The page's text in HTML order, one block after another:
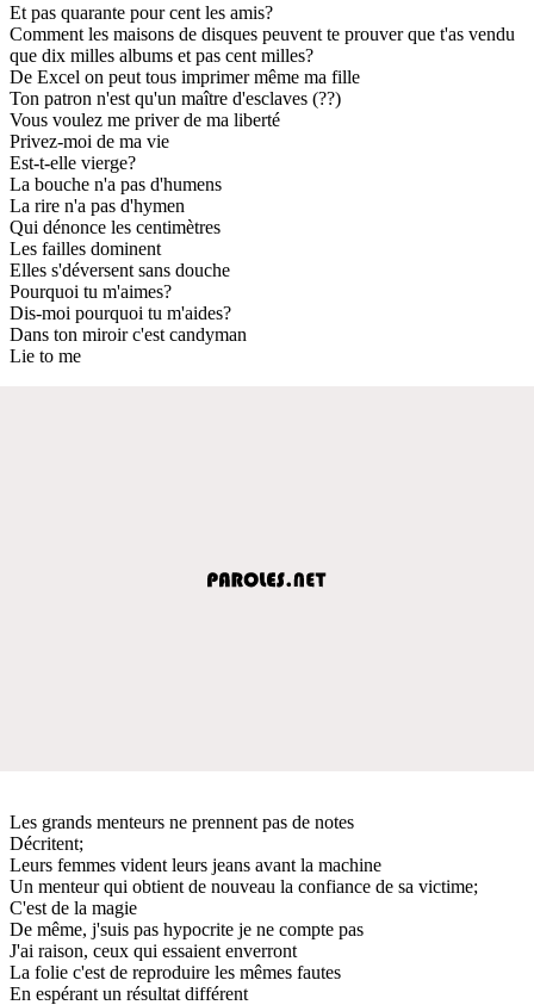
Et pas quarante pour cent les amis?
Comment les maisons de disques peuvent te prouver que t'as vendu
que dix milles albums et pas cent milles?
De Excel on peut tous imprimer même ma fille
Ton patron n'est qu'un maître d'esclaves (??)
Vous voulez me priver de ma liberté
Privez-moi de ma vie
Est-t-elle vierge?
La bouche n'a pas d'humens
La rire n'a pas d'hymen
Qui dénonce les centimètres
Les failles dominent
Elles s'déversent sans douche
Pourquoi tu m'aimes?
Dis-moi pourquoi tu m'aides?
Dans ton miroir c'est candyman
Lie to me
Les grands menteurs ne prennent pas de notes
Décritent;
Leurs femmes vident leurs jeans avant la machine
Un menteur qui obtient de nouveau la confiance de sa victime;
C'est de la magie
De même, j'suis pas hypocrite je ne compte pas
J'ai raison, ceux qui essaient enverront
La folie c'est de reproduire les mêmes fautes
En espérant un résultat différent